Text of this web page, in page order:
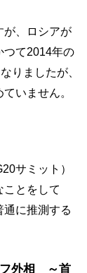
が、ロシアが
つて2014年の
りましたが、
いません。
サミット）
ことをして
通に推測する
フ外相 ～首